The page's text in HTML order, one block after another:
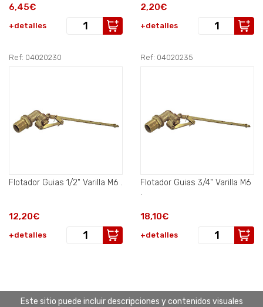
6,45€
+detalles
2,20€
+detalles
Ref: 04020230
Flotador Guias 1/2" Varilla M6 .
12,20€
+detalles
Ref: 04020235
Flotador Guias 3/4" Varilla M6
.
18,10€
+detalles
Este sitio puede incluir descripciones y contenidos visuales